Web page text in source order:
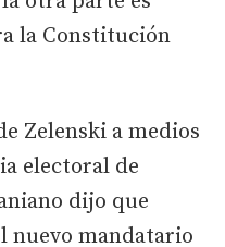
la Constitución
Zelenski a medios
electoral de
dijo que
nuevo mandatario